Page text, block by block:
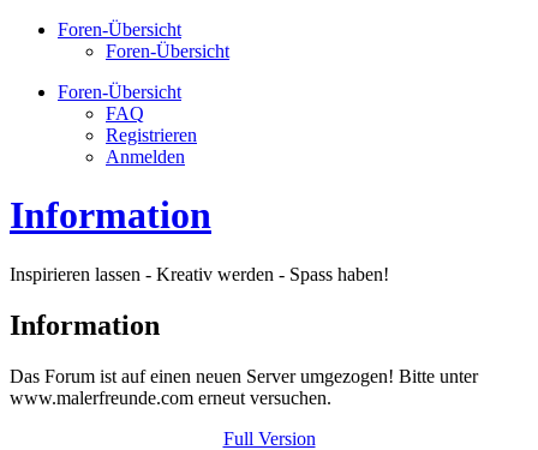
Foren-Übersicht
Foren-Übersicht
Foren-Übersicht
FAQ
Registrieren
Anmelden
Information
Inspirieren lassen - Kreativ werden - Spass haben!
Information
Das Forum ist auf einen neuen Server umgezogen! Bitte unter
www.malerfreunde.com erneut versuchen.
Full Version